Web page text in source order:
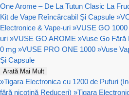
One Arome – De La Tutun Clasic La
Kit de Vape Reîncărcabil Și Capsule »
Electronice & Vape-uri »VUSE GO
uri »VUSE GO AROME »Vuse Go Fără
0 mg »VUSE PRO ONE 1000 »Vuse
Și Capsule
Arată Mai Mult
»Tigara Electronica cu 1200 de Pufuri
fără nicotină Reduceri) »Tigara